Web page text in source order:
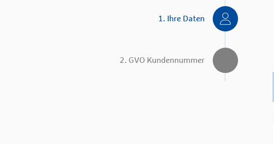
1. Ihre Daten
2. GVO Kundennummer